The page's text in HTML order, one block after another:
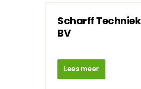
Scharff Techniek
BV
Lees meer